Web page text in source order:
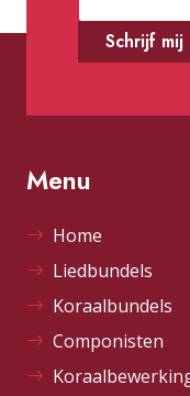
Schrijf
Menu
Home
Liedbundels
Koraalbundels
Componisten